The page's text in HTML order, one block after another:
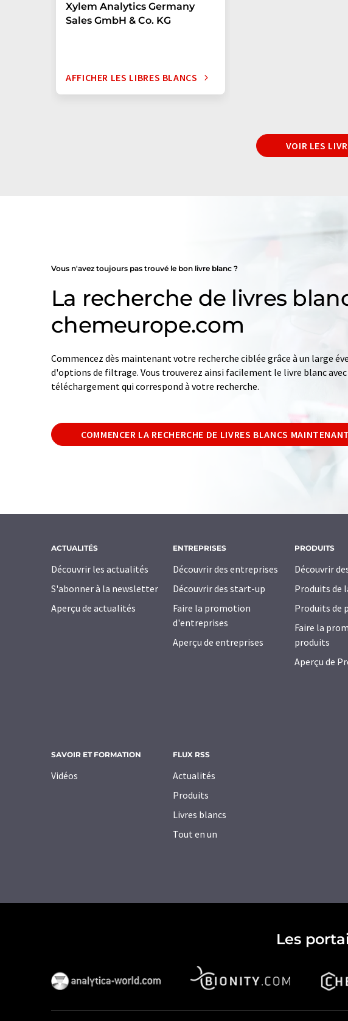
Xylem Analytics Germany
Sales GmbH & Co. KG
AFFICHER LES LIBRES BLANCS
VOIR LES
Vous n'avez toujours pas trouvé le bon livre blanc ?
La recherche de livres
chemeurope.com
Commencez dès maintenant votre recherche ciblée grâce à un large
d'options de filtrage. Vous trouverez ainsi facilement le livre blanc
téléchargement qui correspond à votre recherche.
COMMENCER LA RECHERCHE DE LIVRES BLANCS MAINTENANT
ACTUALITÉS
Découvrir les actualités
S'abonner à la newsletter
Aperçu de actualités
ENTREPRISES
Découvrir des entreprises
Découvrir des start-up
Faire la promotion
d'entreprises
Aperçu de entreprises
PRODUITS
Découvrir
Produits de
Produits de
Faire la
produits
Aperçu de
SAVOIR ET FORMATION
Vidéos
FLUX RSS
Actualités
Produits
Livres blancs
Tout en un
Les